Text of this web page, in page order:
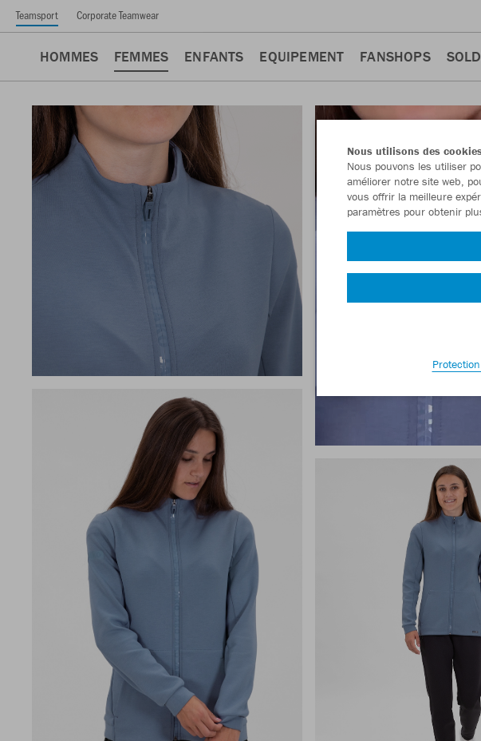
Teamsport Corporate Teamwear
HOMMES FEMMES ENFANTS EQUIPEMENT FANSHOPS
Nous utilisons des
Nous pouvons les utiliser
améliorer notre site web,
vous offrir la meilleure
paramètres pour obtenir